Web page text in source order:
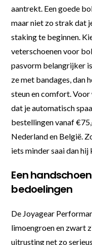
aantrekt. Een goede
maar niet zo strak dat
staking te beginnen.
veterschoenen voor
pasvorm belangrijker
ze met bandages, dan
steun en comfort.
dat je automatisch
bestellingen vanaf
Nederland en België.
iets minder saai dan hij
Een
bedoelingen
De Joyagear
limoengroen en zwart
uitrusting net zo